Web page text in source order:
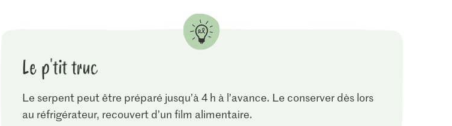
Le p'tit truc
Le serpent peut être préparé jusqu’à 4 h à l’avance. Le conserver dès lors
au réfrigérateur, recouvert d’un film alimentaire.